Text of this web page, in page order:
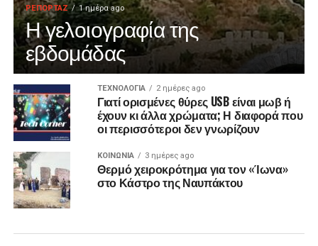
ΡΕΠΟΡΤΑΖ 1 ημέρα ago
Η γελοιογραφία της
εβδομάδας
ΤΕΧΝΟΛΟΓΙΑ 2 ημέρες ago
Γιατί ορισμένες θύρες USB είναι μωβ ή
έχουν κι άλλα χρώματα; Η διαφορά που
οι περισσότεροι δεν γνωρίζουν
ΚΟΙΝΩΝΙΑ 3 ημέρες ago
Θερμό χειροκρότημα για τον «Ίωνα»
στο Κάστρο της Ναυπάκτου